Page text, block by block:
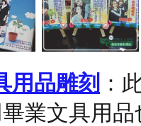
用品雕刻 ：
業文具用